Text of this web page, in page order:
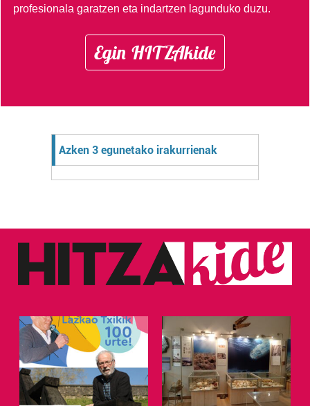
profesionala garatzen eta indartzen lagunduko duzu.
Egin HITZAkide
Azken 3 egunetako irakurrienak